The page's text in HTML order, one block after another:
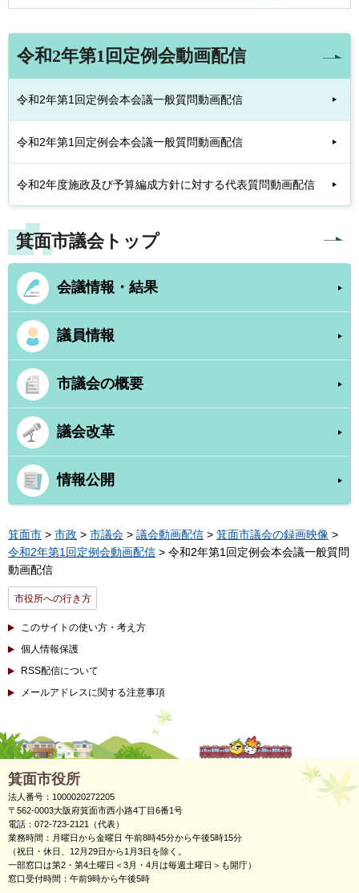
令和2年第1回定例会動画配信
令和2年第1回定例会本会議一般質問動画配信
令和2年第1回定例会本会議一般質問動画配信
令和2年度施政及び予算編成方針に対する代表質問動画配信
箕面市議会トップ
会議情報・結果
議員情報
市議会の概要
議会改革
情報公開
箕面市 > 市政 > 市議会 > 議会動画配信 > 箕面市議会の録画映像 >
令和2年第1回定例会動画配信 > 令和2年第1回定例会本会議一般質問
動画配信
市役所への行き方
このサイトの使い方・考え方
個人情報保護
RSS配信について
メールアドレスに関する注意事項
箕面市役所
法人番号：1000020272205
〒562-0003大阪府箕面市西小路4丁目6番1号
電話：072-723-2121（代表）
業務時間：月曜日から金曜日 午前8時45分から午後5時15分
（祝日・休日、12月29日から1月3日を除く。
一部窓口は第2・第4土曜日＜3月・4月は毎週土曜日＞も開庁）
窓口受付時間：午前9時から午後5時